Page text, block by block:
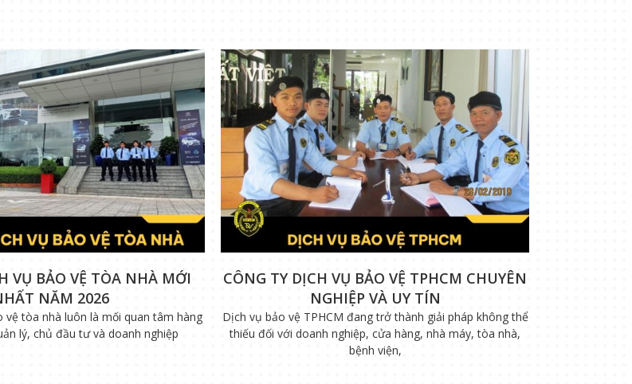
VỤ BẢO VỆ TÒA NHÀ MỚI
NĂM 2026
vệ tòa nhà luôn là mối quan tâm hàng
lý, chủ đầu tư và doanh nghiệp
CÔNG TY DỊCH VỤ BẢO VỆ TPHCM CHUYÊN
NGHIỆP VÀ UY TÍN
Dịch vụ bảo vệ TPHCM đang trở thành giải pháp không thể
thiếu đối với doanh nghiệp, cửa hàng, nhà máy, tòa nhà,
bệnh viện,